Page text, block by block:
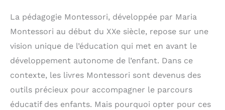
La pédagogie Montessori, développée par Maria
Montessori au début du XXe siècle, repose sur une
vision unique de l’éducation qui met en avant le
développement autonome de l’enfant. Dans ce
contexte, les livres Montessori sont devenus des
outils précieux pour accompagner le parcours
éducatif des enfants. Mais pourquoi opter pour ces